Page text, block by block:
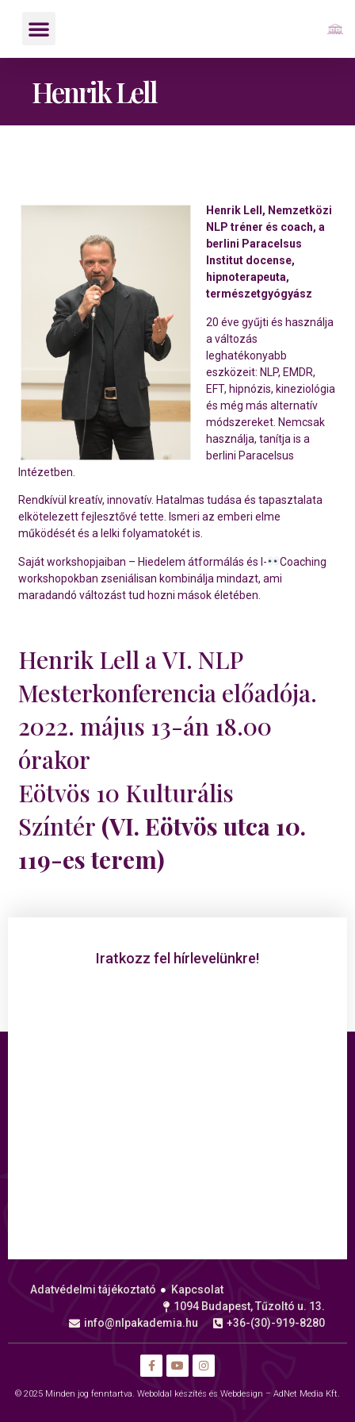
Henrik Lell
Henrik Lell, Nemzetközi
NLP tréner és coach, a
berlini Paracelsus
Institut docense,
hipnoterapeuta,
természetgyógyász
20 éve gyűjti és használja
a változás
leghatékonyabb
eszközeit: NLP, EMDR,
EFT, hipnózis, kineziológia
és még más alternatív
módszereket. Nemcsak
használja, tanítja is a
berlini Paracelsus
Intézetben.
Rendkívül kreatív, innovatív. Hatalmas tudása és tapasztalata
elkötelezett fejlesztővé tette. Ismeri az emberi elme
működését és a lelki folyamatokét is.
Saját workshopjaiban – Hiedelem átformálás és I-
Coaching
workshopokban zseniálisan kombinálja mindazt, ami
maradandó változást tud hozni mások életében.
Henrik Lell aVI. NLP
Mesterkonferencia előadója.
2022. május 13-án 18.00
órakor
Eötvös 10 Kulturális
Színtér (VI. Eötvös utca 10.
119-es terem)
Iratkozz fel hírlevelünkre!
Adatvédelmi tájékoztató
Kapcsolat
1094 Budapest, Tűzoltó u. 13.
info@nlpakademia.hu
+36-(30)-919-8280
© 2025 Minden jog fenntartva. Weboldal készítés és Webdesign – AdNet Media Kft.